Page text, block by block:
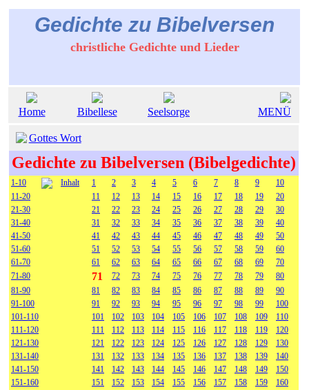
Gedichte zu Bibelversen
christliche Gedichte und Lieder
Home Bibellese Seelsorge MENÜ
Gottes Wort
Gedichte zu Bibelversen (Bibelgedichte)
1-10 Inhalt 1 2 3 4 5 6 7 8 9
10
11-20
11 12 13 14 15 16 17 18 19
20
21-30
21 22 23 24 25 26 27 28 29
30
31-40
31 32 33 34 35 36 37 38 39
40
41-50
41 42 43 44 45 46 47 48 49
50
51-60
51 52 53 54 55 56 57 58 59
60
61-70
61 62 63 64 65 66 67 68 69
70
71-80
71 72 73 74 75 76 77 78 79
80
81-90
81 82 83 84 85 86 87 88 89
90
91-100
91 92 93 94 95 96 97 98 99
100
101-110
101 102 103 104 105 106 107 108 109
110
111-120
111 112 113 114 115 116 117 118 119
120
121-130
121 122 123 124 125 126 127 128 129
130
131-140
131 132 133 134 135 136 137 138 139
140
141-150
141 142 143 144 145 146 147 148 149
150
151-160
151 152 153 154 155 156 157 158 159
160